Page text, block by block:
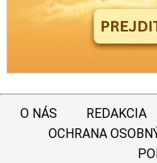
O NÁS REDAKCIA
OCHRANA